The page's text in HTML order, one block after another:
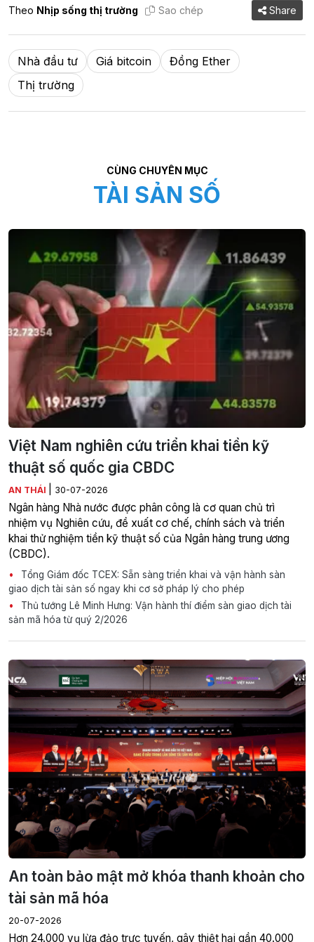
Theo Nhịp sống thị trường Sao chép Share
Nhà đầu tư Giá bitcoin
Đồng Ether
Thị trường
CÙNG CHUYÊN MỤC
TÀI SẢN SỐ
Việt Nam nghiên cứu triển khai tiền kỹ
thuật số quốc gia CBDC
AN THÁI 30-07-2026
Ngân hàng Nhà nước được phân công là cơ quan chủ trì
nhiệm vụ Nghiên cứu, đề xuất cơ chế, chính sách và triển
khai thử nghiệm tiền kỹ thuật số của Ngân hàng trung ương
(CBDC).
Tổng Giám đốc TCEX: Sẵn sàng triển khai và vận hành sàn
giao dịch tài sản số ngay khi cơ sở pháp lý cho phép
Thủ tướng Lê Minh Hưng: Vận hành thí điểm sàn giao dịch tài
sản mã hóa từ quý 2/2026
20-07-2026